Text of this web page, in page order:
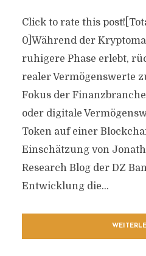
Click to rate this
0]Während der
ruhigere Phase erlebt,
realer Vermögenswerte
Fokus der
oder digitale
Token auf einer
Einschätzung von
Research Blog der DZ
Entwicklung die...